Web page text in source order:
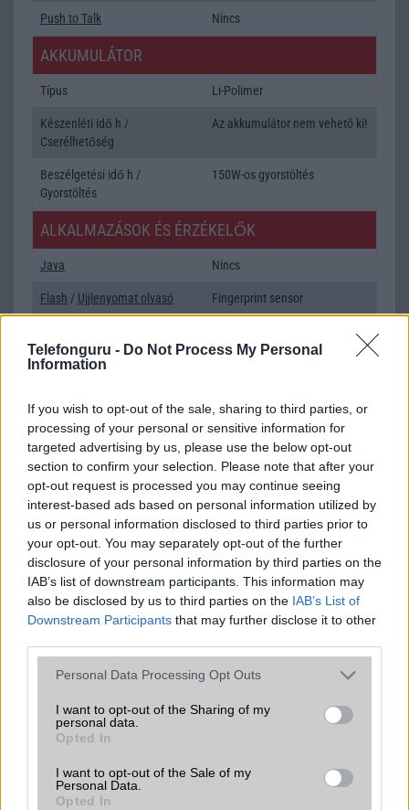
Telefonguru - Do Not Process My Personal
Information
If you wish to opt-out of the sale, sharing to third parties, or
processing of your personal or sensitive information for
targeted advertising by us, please use the below opt-out
section to confirm your selection. Please note that after your
opt-out request is processed you may continue seeing
interest-based ads based on personal information utilized by
us or personal information disclosed to third parties prior to
your opt-out. You may separately opt-out of the further
disclosure of your personal information by third parties on the
IAB’s list of downstream participants. This information may
also be disclosed by us to third parties on the IAB’s List of
Downstream Participants that may further disclose it to other
Please note that this website/app uses one or more Google
not limited to your visit or usage behaviour. You may click to
grant or deny consent to Google and its third-party tags to
use your data for below specified purposes in below Google
consent section.
Personal Data Processing Opt Outs
I want to opt-out of the Sharing of my
personal data.
Opted In
I want to opt-out of the Sale of my
Personal Data.
Opted In
Push to Talk Nincs
AKKUMULÁTOR
Típus Li-Polimer
Készenléti idő h /
Cserélhetőség
Az akkumulátor nem vehetõ ki!
Beszélgetési idő h /
Gyorstöltés
150W-os gyorstöltés
ALKALMAZÁSOK ÉS ÉRZÉKELŐK
Java Nincs
Flash / Ujjlenyomat olvasó Fingerprint sensor
Organizer
Office alkalmazások alap szolgáltatás
Iránytũ ecompass
Extrák Nincs
EGYÉB
Vibra jelzés alap szolgáltatás
SIM típus nanoSIM
Funkciók
nits (csúcs)
Brand